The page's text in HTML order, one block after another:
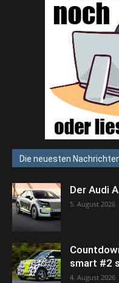
Die neuesten
Der Audi
5. August 2026
smart #2
4. August 2026